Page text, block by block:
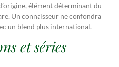
élément déterminant du
Un connaisseur ne confondra
un blend plus international.
et séries